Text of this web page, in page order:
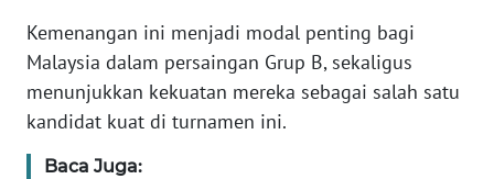
Kemenangan ini menjadi modal penting bagi
Malaysia dalam persaingan Grup B, sekaligus
menunjukkan kekuatan mereka sebagai salah satu
kandidat kuat di turnamen ini.
Baca Juga:
WN
SUMBAR
WN